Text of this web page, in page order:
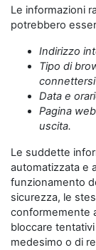
Le informazioni
potrebbero
Indirizzo
Tipo di
Data e
Pagina
uscita.
Le suddette
automatizzata e
funzionamento
sicurezza, le
conformemente
bloccare
medesimo o di